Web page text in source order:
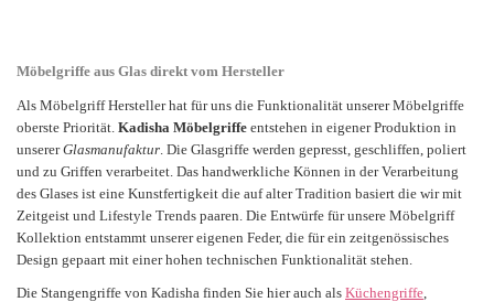
Möbelgriffe aus Glas direkt vom Hersteller
Als Möbelgriff Hersteller hat für uns die Funktionalität unserer Möbelgriffe
oberste Priorität. Kadisha Möbelgriffe entstehen in eigener Produktion in
unsererGlasmanufaktur. Die Glasgriffe werden gepresst, geschliffen, poliert
und zu Griffen verarbeitet. Das handwerkliche Können in der Verarbeitung
des Glases ist eine Kunstfertigkeit die auf alter Tradition basiert die wir mit
Zeitgeist und Lifestyle Trends paaren. Die Entwürfe für unsere Möbelgriff
Kollektion entstammt unserer eigenen Feder, die für ein zeitgenössisches
Design gepaart mit einer hohen technischen Funktionalität stehen.
Die Stangengriffe von Kadisha finden Sie hier auch als Küchengriffe,